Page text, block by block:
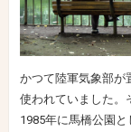
かつて陸軍気象部が
使われていました。
1985年に馬橋公園と